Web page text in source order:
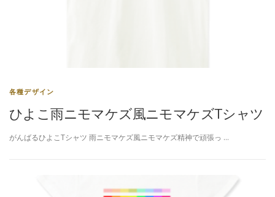
各種デザイン
ひよこ雨ニモマケズ風ニモマケズTシャツ
がんばるひよこTシャツ 雨ニモマケズ風ニモマケズ精神で頑張っ …